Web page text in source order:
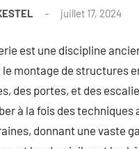
juillet 17, 2024
est une discipline
montage de structures
des portes, et des
à la fois des techniques
donnant une vaste